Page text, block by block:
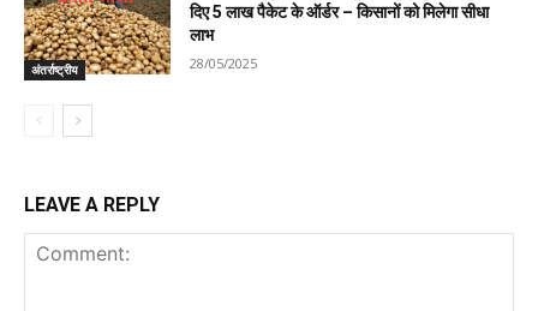
अंतर्राष्ट्रीय
दिए 5 लाख पैकेट के ऑर्डर – किसानों को मिलेगा सीधा
लाभ
28/05/2025
LEAVE A REPLY